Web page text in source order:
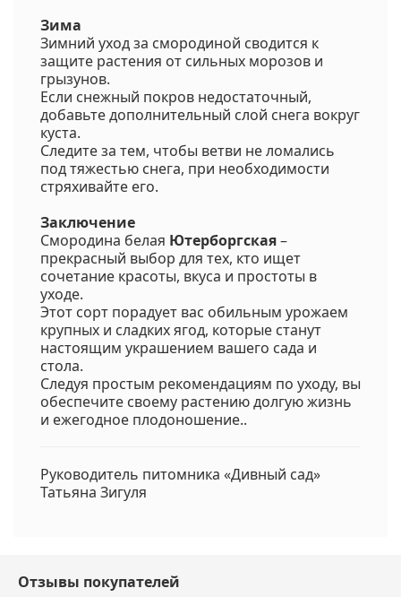
Зима
Зимний уход за смородиной сводится к
защите растения от сильных морозов и
грызунов.
Если снежный покров недостаточный,
добавьте дополнительный слой снега вокруг
куста.
Следите за тем, чтобы ветви не ломались
под тяжестью снега, при необходимости
стряхивайте его.
Заключение
Смородина белая Ютерборгская–
прекрасный выбор для тех, кто ищет
сочетание красоты, вкуса и простоты в
уходе.
Этот сорт порадует вас обильным урожаем
крупных и сладких ягод, которые станут
настоящим украшением вашего сада и
стола.
Следуя простым рекомендациям по уходу, вы
обеспечите своему растению долгую жизнь
и ежегодное плодоношение..
Руководитель питомника «Дивный сад»
Татьяна Зигуля
Отзывы покупателей